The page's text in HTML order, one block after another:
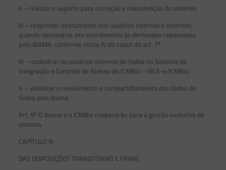
II – realizar o suporte para correção e manutenção do sistema;
III – responder diretamente aos usuários internos e externos,
quando necessário, em atendimento às demandas repassadas
pelo IBAMA, conforme inciso IV do caput do art. 7º.
IV – cadastrar os usuários internos do Sisbia no Sistema de
Integração e Controle de Acesso do ICMBio – SICA-e/ICMBio;
V – viabilizar o recebimento e compartilhamento dos dados do
Sisbia pelo Ibama.
Art. 9º O Ibama e o ICMBio cooperarão para a gestão evolutiva do
sistema.
CAPÍTULO III
DAS DISPOSIÇÕES TRANSITÓRIAS E FINAIS